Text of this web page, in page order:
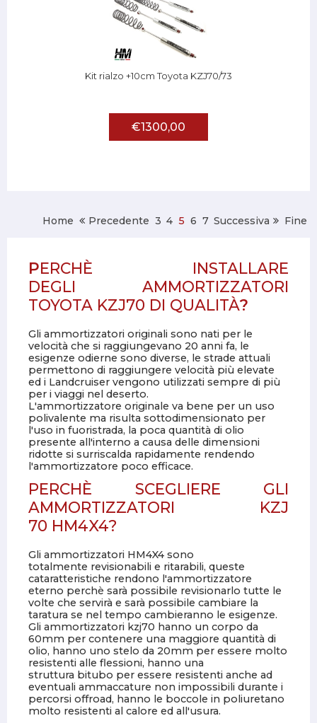
Kit rialzo +10cm Toyota KZJ70/73
€1300,00
Home Precedente 3 4 5 6 7 Successiva Fine
PERCHÈ INSTALLARE
DEGLI AMMORTIZZATORI
TOYOTA KZJ70 DI QUALITÀ?
Gli ammortizzatori originali sono nati per le
velocità che si raggiungevano 20 anni fa, le
esigenze odierne sono diverse, le strade attuali
permettono di raggiungere velocità più elevate
ed i Landcruiser vengono utilizzati sempre di più
per i viaggi nel deserto.
L'ammortizzatore originale va bene per un uso
polivalente ma risulta sottodimensionato per
l'uso in fuoristrada, la poca quantità di olio
presente all'interno a causa delle dimensioni
ridotte si surriscalda rapidamente rendendo
l'ammortizzatore poco efficace.
PERCHÈ SCEGLIERE GLI
AMMORTIZZATORI KZJ
70 HM4X4?
Gli ammortizzatori HM4X4 sono
totalmente revisionabili e ritarabili, queste
cataratteristiche rendono l'ammortizzatore
eterno perchè sarà possibile revisionarlo tutte le
volte che servirà e sarà possibile cambiare la
taratura se nel tempo cambieranno le esigenze.
Gli ammortizzatori kzj70 hanno un corpo da
60mm per contenere una maggiore quantità di
olio, hanno uno stelo da 20mm per essere molto
resistenti alle flessioni, hanno una
struttura bitubo per essere resistenti anche ad
eventuali ammaccature non impossibili durante i
percorsi offroad, hanno le boccole in poliuretano
molto resistenti al calore ed all'usura.